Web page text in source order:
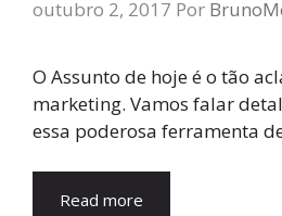
outubro 2, 2017 Por
O Assunto de hoje é o tão
marketing. Vamos falar
essa poderosa ferramenta
Read more